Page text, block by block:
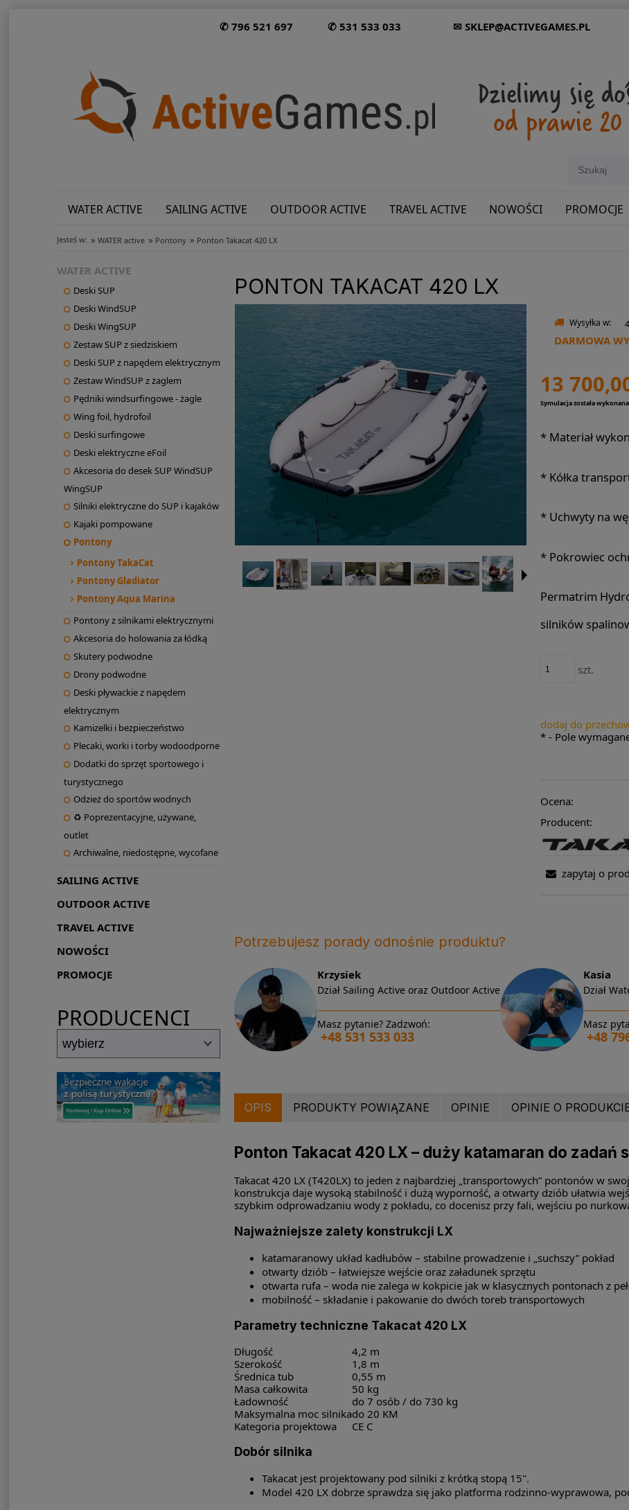
✆ 796 521 697 ✆ 531 533 033 ✉ SKLEP@ACTIVEGAMES.PL
WATER ACTIVE SAILING ACTIVE OUTDOOR ACTIVE TRAVEL ACTIVE NOWOŚCI PROMOCJE
Jesteś w: » WATER active » Pontony » Ponton Takacat 420 LX
WATER ACTIVE
Deski SUP
Deski WindSUP
Deski WingSUP
Zestaw SUP z siedziskiem
Deski SUP z napędem elektrycznym
Zestaw WindSUP z żaglem
Pędniki windsurfingowe - żagle
Wing foil, hydrofoil
Deski surfingowe
Deski elektryczne eFoil
Akcesoria do desek SUP WindSUP
WingSUP
Silniki elektryczne do SUP i kajaków
Kajaki pompowane
Pontony
Pontony TakaCat
Pontony Gladiator
Pontony Aqua Marina
Pontony z silnikami elektrycznymi
Akcesoria do holowania za łódką
Skutery podwodne
Drony podwodne
Deski pływackie z napędem
elektrycznym
Kamizelki i bezpieczeństwo
Plecaki, worki i torby wodoodporne
Dodatki do sprzęt sportowego i
turystycznego
Odzież do sportów wodnych
♻ Poprezentacyjne, używane,
outlet
Archiwalne, niedostępne, wycofane
SAILING ACTIVE
OUTDOOR ACTIVE
TRAVEL ACTIVE
NOWOŚCI
PROMOCJE
PRODUCENCI
PONTON TAKACAT 420 LX
Wysyłka w:
DARMOWA
13
Symulacja została
*Materiał
*Kółka
*Uchwyty na
*Pokrowiec
Permatrim
silników
szt.
dodaj do
*- Pole
Ocena:
Producent:
zapytaj o
Potrzebujesz porady odnośnie produktu?
Krzysiek
Dział Sailing Active oraz Outdoor Active
Masz pytanie? Zadzwoń:
+48 531 533 033
Kasia
Dział
Masz
+48
OPIS PRODUKTY POWIĄZANE OPINIE OPINIE O
Ponton Takacat 420 LX – duży katamaran do zadań
Takacat 420 LX (T420LX) to jeden z najbardziej „transportowych” pontonów w
konstrukcja daje wysoką stabilność i dużą wyporność, a otwarty dziób ułatwia
szybkim odprowadzaniu wody z pokładu, co docenisz przy fali, wejściu po
Najważniejsze zalety konstrukcji LX
katamaranowy układ kadłubów – stabilne prowadzenie i „suchszy” pokład
otwarty dziób – łatwiejsze wejście oraz załadunek sprzętu
otwarta rufa – woda nie zalega w kokpicie jak w klasycznych pontonach z
mobilność – składanie i pakowanie do dwóch toreb transportowych
Parametry techniczne Takacat 420 LX
Długość
4,2 m
Szerokość
1,8 m
Średnica tub
0,55 m
Masa całkowita
50 kg
Ładowność
do 7 osób / do 730 kg
Maksymalna moc silnikado 20 KM
Kategoria projektowa
CE C
Dobór silnika
Takacat jest projektowany pod silniki z krótką stopą 15".
Model 420 LX dobrze sprawdza się jako platforma rodzinno-wyprawowa,